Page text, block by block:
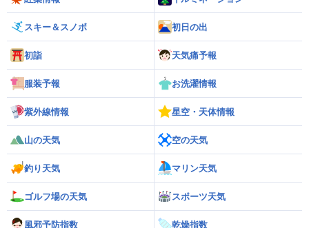
スキー＆スノボ 初日の出
初詣 天気痛予報
服装予報 お洗濯情報
紫外線情報 星空・天体情報
山の天気 空の天気
釣り天気 マリン天気
ゴルフ場の天気 スポーツ天気
風邪予防指数 乾燥指数